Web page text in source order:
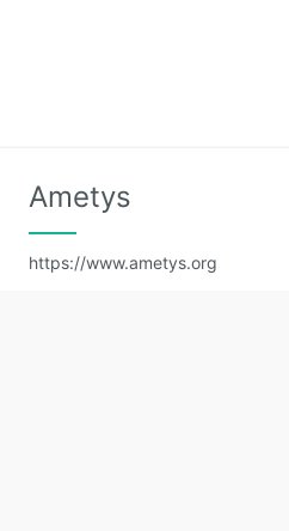
Ametys
https://www.ametys.org